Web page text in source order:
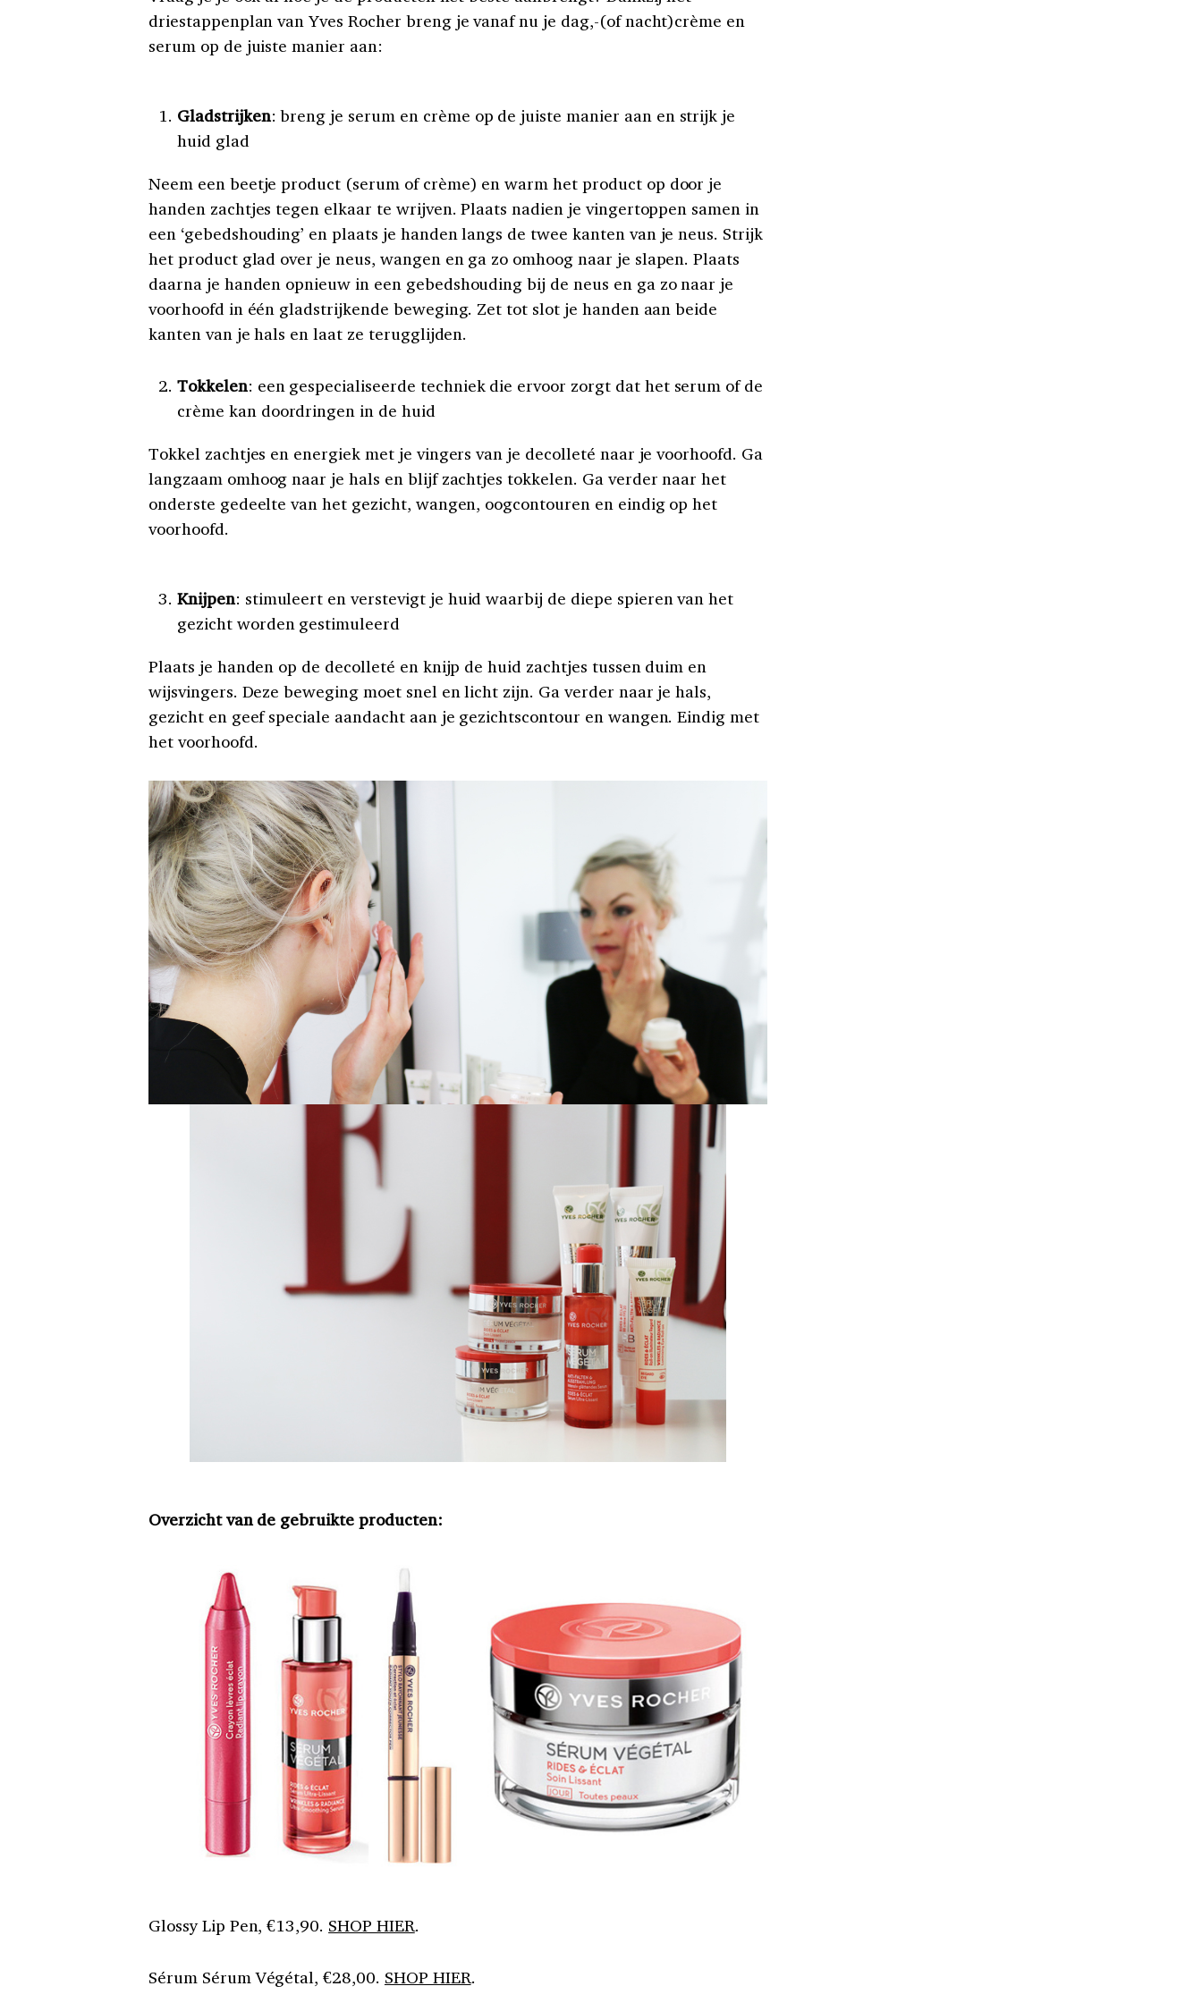
driestappenplan van Yves Rocher breng je vanaf nu je dag,-(of nacht)crème en
serum op de juiste manier aan:
Gladstrijken: breng je serum en crème op de juiste manier aan en strijk je
huid glad
Neem een beetje product (serum of crème) en warm het product op door je
handen zachtjes tegen elkaar te wrijven. Plaats nadien je vingertoppen samen in
een ‘gebedshouding’ en plaats je handen langs de twee kanten van je neus. Strijk
het product glad over je neus, wangen en ga zo omhoog naar je slapen. Plaats
daarna je handen opnieuw in een gebedshouding bij de neus en ga zo naar je
voorhoofd in één gladstrijkende beweging. Zet tot slot je handen aan beide
kanten van je hals en laat ze terugglijden.
Tokkelen: een gespecialiseerde techniek die ervoor zorgt dat het serum of de
crème kan doordringen in de huid
Tokkel zachtjes en energiek met je vingers van je decolleté naar je voorhoofd. Ga
langzaam omhoog naar je hals en blijf zachtjes tokkelen. Ga verder naar het
onderste gedeelte van het gezicht, wangen, oogcontouren en eindig op het
voorhoofd.
Knijpen: stimuleert en verstevigt je huid waarbij de diepe spieren van het
gezicht worden gestimuleerd
Plaats je handen op de decolleté en knijp de huid zachtjes tussen duim en
wijsvingers. Deze beweging moet snel en licht zijn. Ga verder naar je hals,
gezicht en geef speciale aandacht aan je gezichtscontour en wangen. Eindig met
het voorhoofd.
Overzicht van de gebruikte producten:
Glossy Lip Pen, €13,90. SHOP HIER.
Sérum Sérum Végétal, €28,00. SHOP HIER.